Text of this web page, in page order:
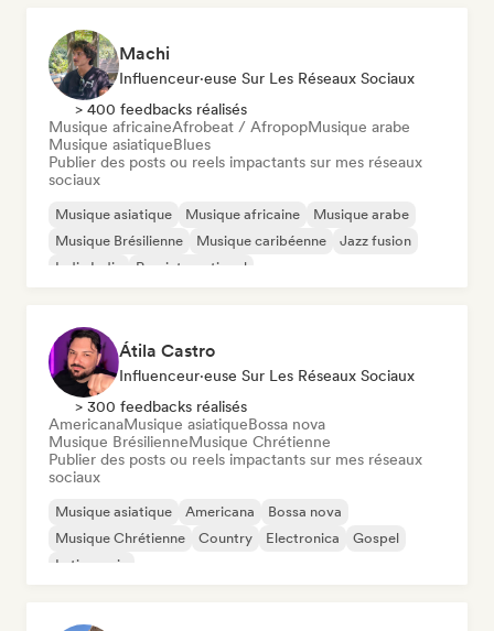
Machi
Influenceur·euse Sur Les Réseaux Sociaux
> 400 feedbacks réalisés
Musique africaineAfrobeat / AfropopMusique arabe
Musique asiatiqueBlues
Publier des posts ou reels impactants sur mes réseaux
sociaux
Musique asiatique Musique africaine
Musique arabe
Musique Brésilienne
Musique caribéenne
Jazz fusion
Indie India
Pop international
Átila Castro
Influenceur·euse Sur Les Réseaux Sociaux
> 300 feedbacks réalisés
AmericanaMusique asiatiqueBossa nova
Musique BrésilienneMusique Chrétienne
Publier des posts ou reels impactants sur mes réseaux
sociaux
Musique asiatique Americana
Bossa nova
Musique Chrétienne
Country Electronica
Gospel
Latin music